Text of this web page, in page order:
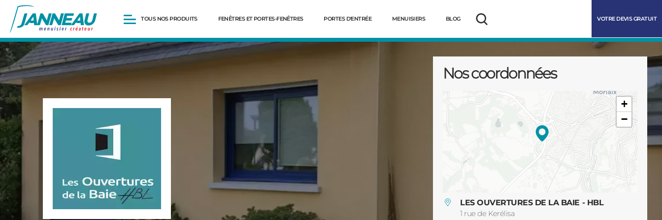
TOUS NOS PRODUITS
Fenêtres et Portes-fenêtres
Baies vitrées
Portes d’entrée
Pergolas
Carports
FENÊTRES ET PORTES-FENÊTRES PORTES D'ENTRÉE MENUISIERS BLOG
Rechercher
VOTRE DEVIS GRATUIT
Nos coordonnées
+
−
LES OUVERTURES DE LA BAIE - HBL
1 rue de Kerélisa